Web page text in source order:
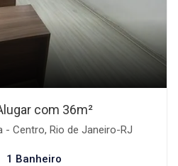
com 36m²
- Centro, Rio de Janeiro-RJ
1 Banheiro